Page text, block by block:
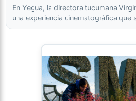
En Yegua, la directora tucumana
una experiencia cinematográfica que